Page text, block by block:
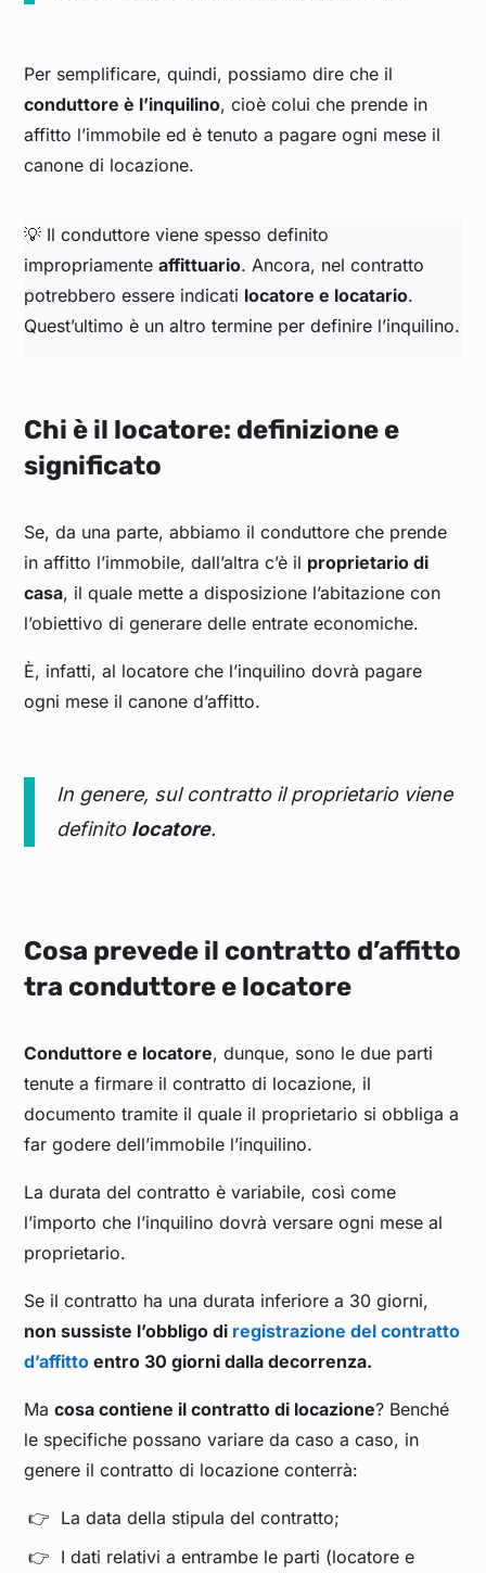
Per semplificare, quindi, possiamo dire che il
conduttore è l’inquilino, cioè colui che prende in
affitto l’immobile ed è tenuto a pagare ogni mese il
canone di locazione.
💡 Il conduttore viene spesso definito
impropriamenteaffittuario. Ancora, nel contratto
potrebbero essere indicati locatore e locatario.
Quest’ultimo è un altro termine per definire l’inquilino.
Chi è il locatore: definizione e
significato
Se, da una parte, abbiamo il conduttore che prende
in affitto l’immobile, dall’altra c’è il proprietario di
casa, il quale mette a disposizione l’abitazione con
l’obiettivo di generare delle entrate economiche.
È, infatti, al locatore che l’inquilino dovrà pagare
ogni mese il canone d’affitto.
In genere, sul contratto il proprietario viene
definito locatore.
Cosa prevede il contratto d’affitto
tra conduttore e locatore
Conduttore e locatore, dunque, sono le due parti
tenute a firmare il contratto di locazione, il
documento tramite il quale il proprietario si obbliga a
far godere dell’immobile l’inquilino.
La durata del contratto è variabile, così come
l’importo che l’inquilino dovrà versare ogni mese al
proprietario.
Se il contratto ha una durata inferiore a 30 giorni,
non sussiste l’obbligo di registrazione del contratto
d’affitto entro 30 giorni dalla decorrenza.
Macosa contiene il contratto di locazione? Benché
le specifiche possano variare da caso a caso, in
genere il contratto di locazione conterrà:
La data della stipula del contratto;
I dati relativi a entrambe le parti (locatore e